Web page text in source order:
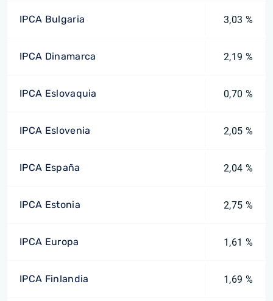
IPCA Bulgaria 3,03 %
IPCA Dinamarca 2,19 %
IPCA Eslovaquia 0,70 %
IPCA Eslovenia 2,05 %
IPCA España 2,04 %
IPCA Estonia 2,75 %
IPCA Europa 1,61 %
IPCA Finlandia 1,69 %